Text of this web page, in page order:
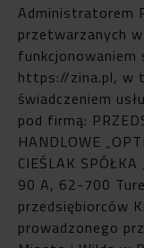
Administratorem
przetwarzanych
https://zina.pl, w
świadczeniem
pod firmą:
HANDLOWE
CIEŚLAK
90 A, 62-700
przedsiębiorców
prowadzonego